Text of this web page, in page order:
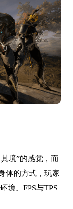
境”的感觉，而
体的方式，玩家
境。FPS与TPS